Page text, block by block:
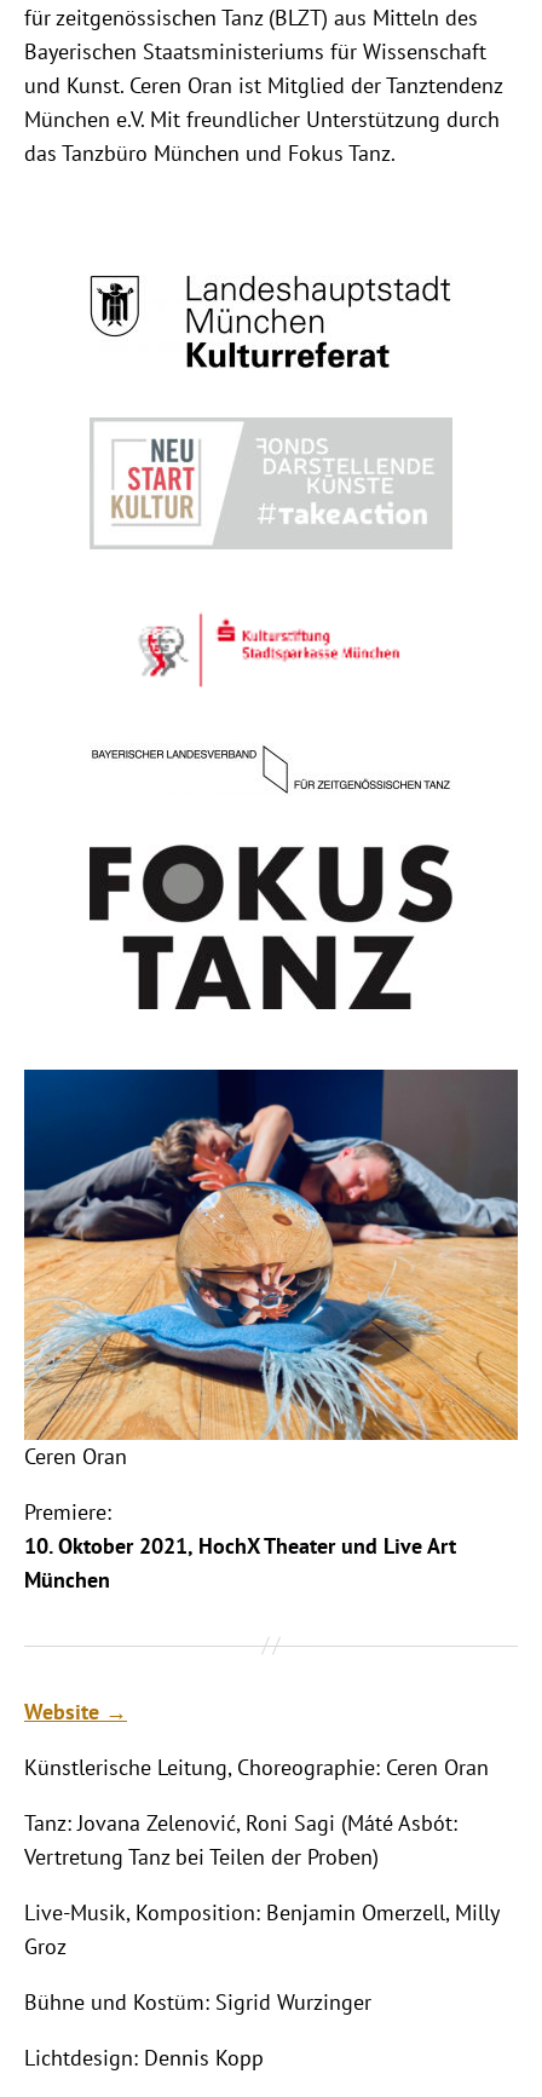
für zeitgenössischen Tanz (BLZT) aus Mitteln des
Bayerischen Staatsministeriums für Wissenschaft
und Kunst. Ceren Oran ist Mitglied der Tanztendenz
München e.V. Mit freundlicher Unterstützung durch
das Tanzbüro München und Fokus Tanz.
Ceren Oran
Premiere:
10. Oktober 2021, HochX Theater und Live Art
München
Website →
Künstlerische Leitung, Choreographie: Ceren Oran
Tanz: Jovana Zelenović, Roni Sagi (Máté Asbót:
Vertretung Tanz bei Teilen der Proben)
Live-Musik, Komposition: Benjamin Omerzell, Milly
Groz
Bühne und Kostüm: Sigrid Wurzinger
Lichtdesign: Dennis Kopp